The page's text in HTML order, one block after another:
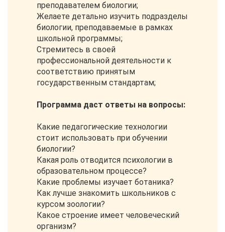
преподавателем биологии;
Желаете детально изучить подразделы
биологии, преподаваемые в рамках
школьной программы;
Стремитесь в своей
профессиональной деятельности к
соответствию принятым
государственным стандартам;
Программа даст ответы на вопросы:
Какие педагогические технологии
стоит использовать при обучении
биологии?
Какая роль отводится психологии в
образовательном процессе?
Какие проблемы изучает ботаника?
Как лучше знакомить школьников с
курсом зоологии?
Какое строение имеет человеческий
организм?